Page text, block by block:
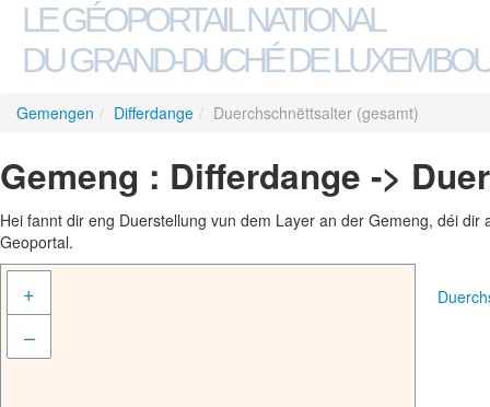
LE GÉOPORTAIL NATIONAL
DU GRAND-DUCHÉ DE
Gemengen / Differdange / Duerchschnëttsalter (gesamt)
Gemeng : Differdange ->
Hei fannt dir eng Duerstellung vun dem Layer an der Gemeng, déi
Geoportal.
+
–